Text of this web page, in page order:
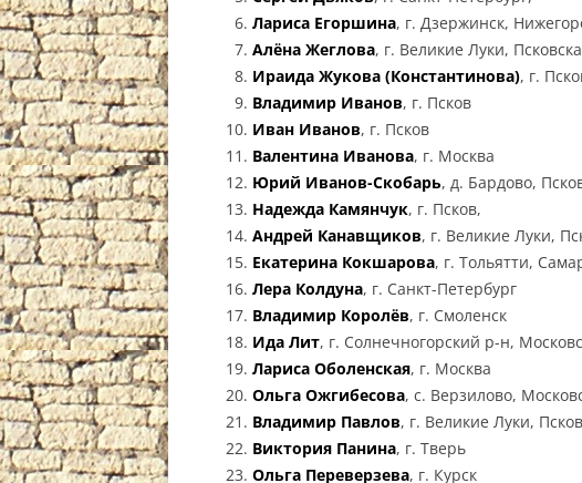
Лариса Егоршина, г. Дзержинск,
Алёна Жеглова, г. Великие Луки,
Ираида Жукова (Константинова), г.
Владимир Иванов, г. Псков
Иван Иванов, г. Псков
Валентина Иванова, г. Москва
Юрий Иванов-Скобарь, д. Бардово,
Надежда Камянчук, г. Псков,
Андрей Канавщиков, г. Великие Луки,
Екатерина Кокшарова, г. Тольятти,
Лера Колдуна, г. Санкт-Петербург
Владимир Королёв, г. Смоленск
Ида Лит, г. Солнечногорский р-н,
Лариса Оболенская, г. Москва
Ольга Ожгибесова, с. Верзилово,
Владимир Павлов, г. Великие Луки,
Виктория Панина, г. Тверь
Ольга Переверзева, г. Курск